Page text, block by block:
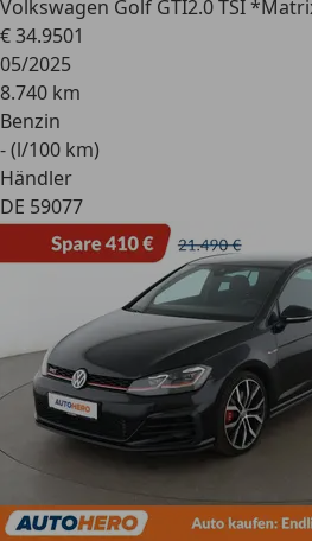
Volkswagen Golf GTI2.0 TSI
€ 34.9501
05/2025
8.740 km
Benzin
- (l/100 km)
Händler
DE 59077